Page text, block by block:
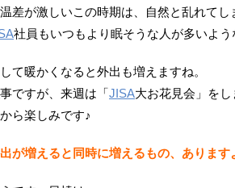
差が激しいこの時期は、自然と乱れてし
社員もいつもより眠そうな人が多いよ
て暖かくなると外出も増えますね。
ですが、来週は「JISA大お花見会」をし
ら楽しみです♪
が増えると同時に増えるもの、あります